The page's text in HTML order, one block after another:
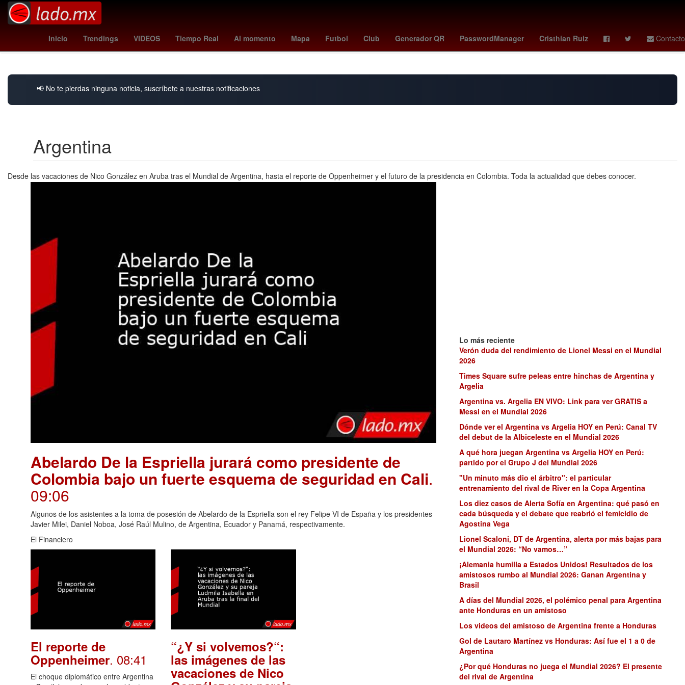
Inicio Trendings VIDEOS Tiempo Real Al momento Mapa Futbol Club Generador QR PasswordManager Cristhian Ruiz Contacto
juegos ps plus julio 2025 pacers - nets deportivo - sporting gijón Selección de baloncesto de Estados Unidos Gobierno LeBron James Nominación
Juegos Olímpicos
Grandes Ligas de Béisbol
📢 No te pierdas ninguna noticia, suscríbete a nuestras notificaciones
Argentina
Desde las vacaciones de Nico González en Aruba tras el Mundial de Argentina, hasta el reporte de Oppenheimer y el futuro de la presidencia en Colombia. Toda la actualidad que debes conocer.
Abelardo De la Espriella jurará como presidente de
Colombia bajo un fuerte esquema de seguridad en Cali.
09:06
Algunos de los asistentes a la toma de posesión de Abelardo de la Espriella son el rey Felipe VI de España y los presidentes
Javier Milei, Daniel Noboa, José Raúl Mulino, de Argentina, Ecuador y Panamá, respectivamente.
El Financiero
El reporte de
Oppenheimer. 08:41
El choque diplomático entre Argentina
“¿Y si volvemos?“:
las imágenes de las
vacaciones de Nico
Lo más reciente
Verón duda del rendimiento de Lionel Messi en el Mundial
2026
Times Square sufre peleas entre hinchas de Argentina y
Argelia
Argentina vs. Argelia EN VIVO: Link para ver GRATIS a
Messi en el Mundial 2026
Dónde ver el Argentina vs Argelia HOY en Perú: Canal TV
del debut de la Albiceleste en el Mundial 2026
A qué hora juegan Argentina vs Argelia HOY en Perú:
partido por el Grupo J del Mundial 2026
"Un minuto más dio el árbitro": el particular
entrenamiento del rival de River en la Copa Argentina
Los diez casos de Alerta Sofía en Argentina: qué pasó en
cada búsqueda y el debate que reabrió el femicidio de
Agostina Vega
Lionel Scaloni, DT de Argentina, alerta por más bajas para
el Mundial 2026: “No vamos…”
¡Alemania humilla a Estados Unidos! Resultados de los
amistosos rumbo al Mundial 2026: Ganan Argentina y
Brasil
A días del Mundial 2026, el polémico penal para Argentina
ante Honduras en un amistoso
Los videos del amistoso de Argentina frente a Honduras
Gol de Lautaro Martínez vs Honduras: Así fue el 1 a 0 de
Argentina
¿Por qué Honduras no juega el Mundial 2026? El presente
del rival de Argentina